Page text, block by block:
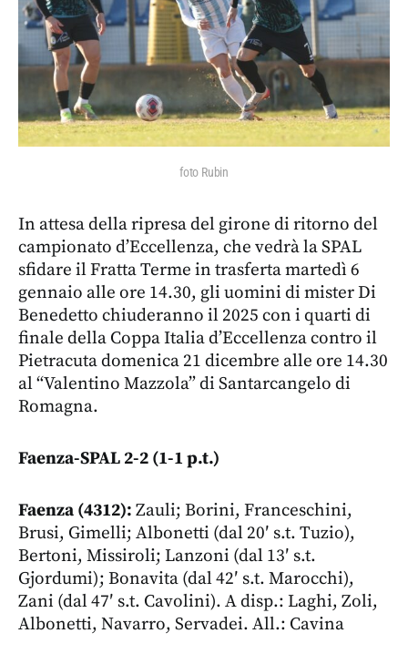
foto Rubin
In attesa della ripresa del girone di ritorno del
campionato d’Eccellenza, che vedrà la SPAL
sfidare il Fratta Terme in trasferta martedì 6
gennaio alle ore 14.30, gli uomini di mister Di
Benedetto chiuderanno il 2025 con i quarti di
finale della Coppa Italia d’Eccellenza contro il
Pietracuta domenica 21 dicembre alle ore 14.30
al “Valentino Mazzola” di Santarcangelo di
Romagna.
Faenza-SPAL 2-2 (1-1 p.t.)
Faenza (4312): Zauli; Borini, Franceschini,
Brusi, Gimelli; Albonetti (dal 20′ s.t. Tuzio),
Bertoni, Missiroli; Lanzoni (dal 13′ s.t.
Gjordumi); Bonavita (dal 42′ s.t. Marocchi),
Zani (dal 47′ s.t. Cavolini). A disp.: Laghi, Zoli,
Albonetti, Navarro, Servadei. All.: Cavina